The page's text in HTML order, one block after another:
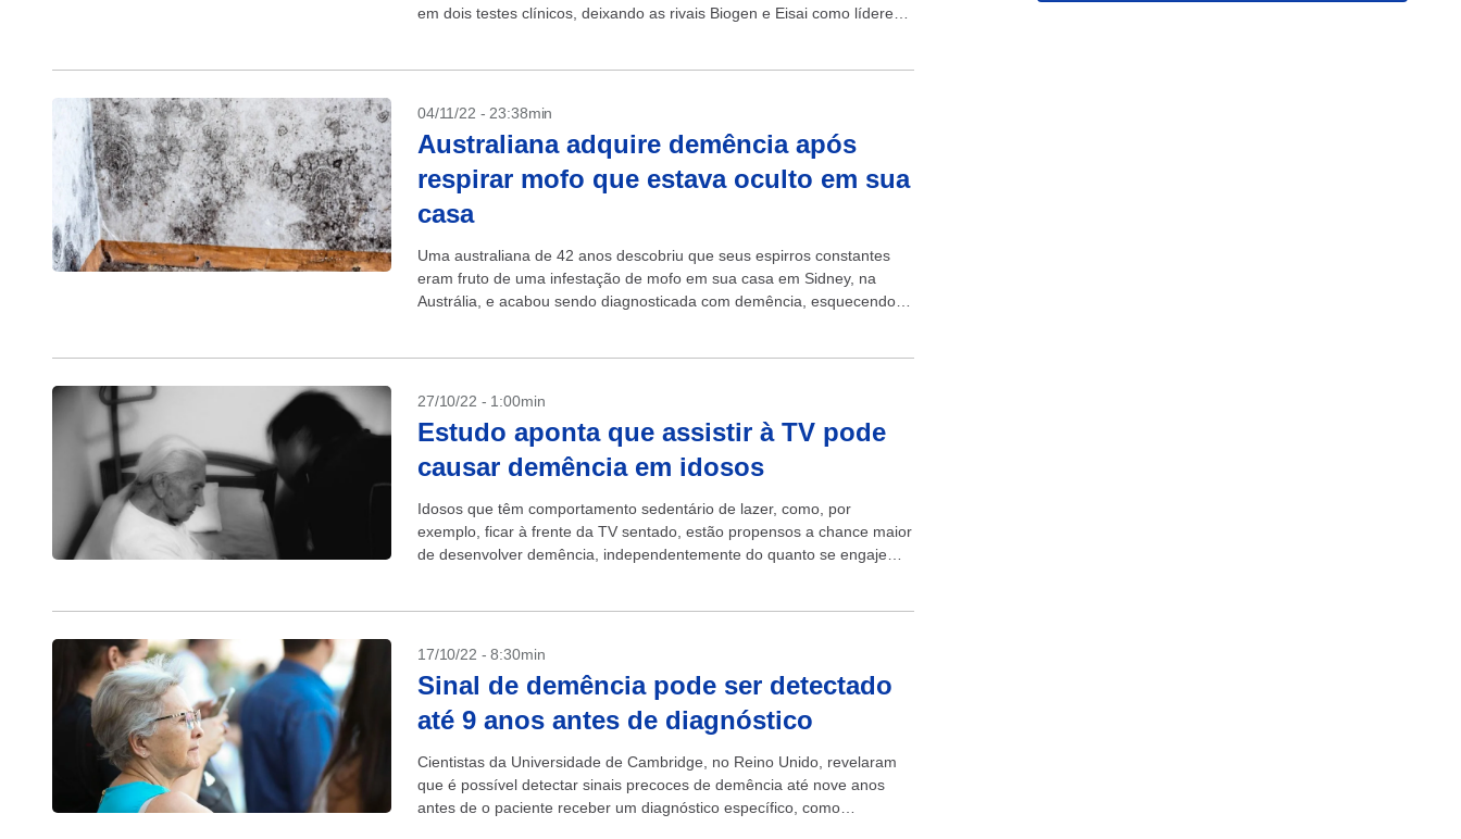
em dois testes clínicos, deixando as rivais Biogen e Eisai como líderes
04/11/22 - 23:38min
Australiana adquire demência após
respirar mofo que estava oculto em sua
casa
Uma australiana de 42 anos descobriu que seus espirros constantes
eram fruto de uma infestação de mofo em sua casa em Sidney, na
Austrália, e acabou sendo diagnosticada com demência, esquecendo
27/10/22 - 1:00min
Estudo aponta que assistir à TV pode
causar demência em idosos
Idosos que têm comportamento sedentário de lazer, como, por
exemplo, ficar à frente da TV sentado, estão propensos a chance maior
de desenvolver demência, independentemente do quanto se engajem
17/10/22 - 8:30min
Sinal de demência pode ser detectado
até 9 anos antes de diagnóstico
Cientistas da Universidade de Cambridge, no Reino Unido, revelaram
que é possível detectar sinais precoces de demência até nove anos
antes de o paciente receber um diagnóstico específico, como